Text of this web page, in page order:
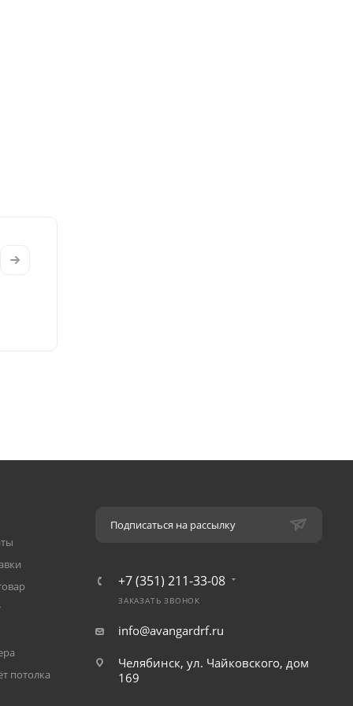
потолка
Подписаться на рассылку
+7 (351) 211-33-08
ЗАКАЗАТЬ ЗВОНОК
info@avangardrf.ru
Челябинск, ул. Чайковского, дом
169